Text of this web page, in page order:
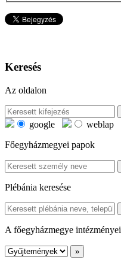
Keresés
Az oldalon
google
weblap
Főegyházmegyei papok
Plébánia keresése
A főegyházmegye intézményei